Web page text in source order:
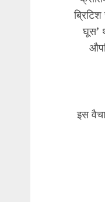
ब्रिटिश
घूस’
इस